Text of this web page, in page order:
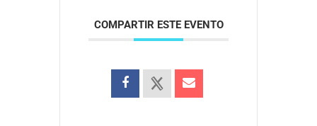
COMPARTIR ESTE EVENTO